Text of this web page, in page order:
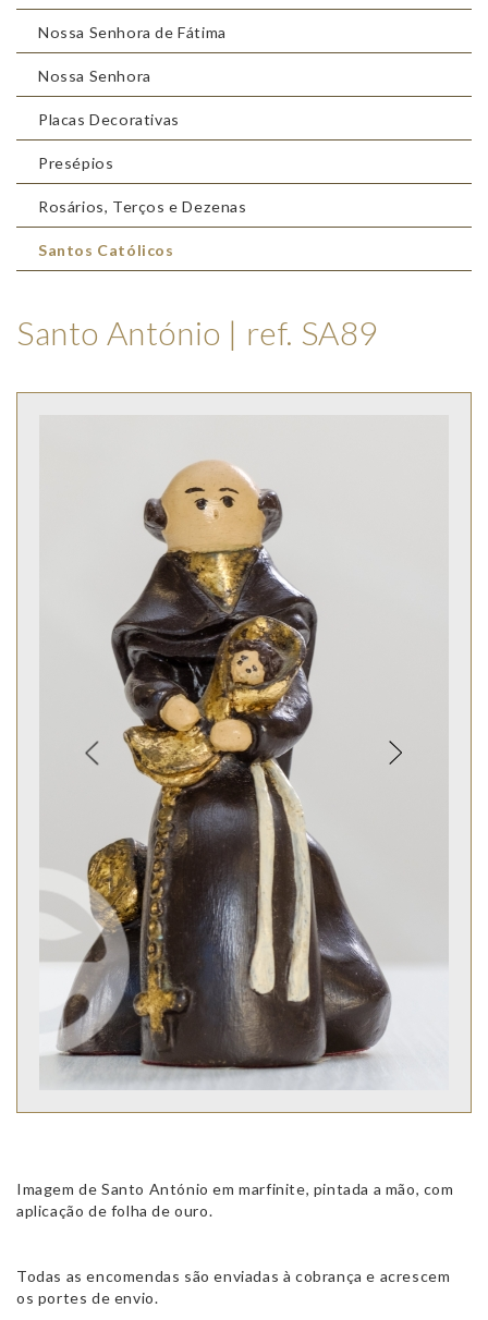
Nossa Senhora de Fátima
Nossa Senhora
Placas Decorativas
Presépios
Rosários, Terços e Dezenas
Santos Católicos
Santo António | ref. SA89
Imagem de Santo António em marfinite, pintada a mão, com
aplicação de folha de ouro.
Todas as encomendas são enviadas à cobrança e acrescem
os portes de envio.